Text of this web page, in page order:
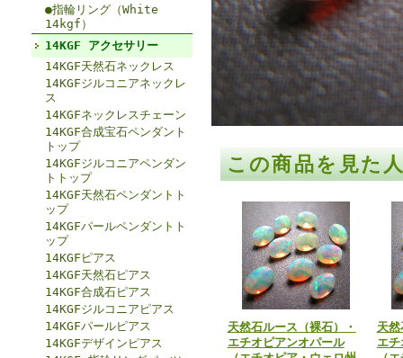
●指輪リング（White
14kgf）
14KGF アクセサリー
14KGF天然石ネックレス
14KGFジルコニアネックレ
ス
14KGFネックレスチェーン
14KGF合成宝石ペンダント
トップ
14KGFジルコニアペンダン
トトップ
14KGF天然石ペンダントト
ップ
14KGFパールペンダントト
ップ
14KGFピアス
14KGF天然石ピアス
14KGF合成石ピアス
14KGFジルコニアピアス
14KGFパールピアス
14KGFデザインピアス
この商品を見た
天然石ルース（裸石）・
エチオピアンオパール
天
エ